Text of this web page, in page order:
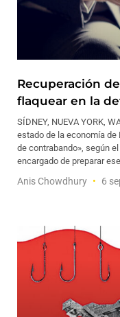
Recuperación
flaquear en la
SÍDNEY, NUEVA YORK,
estado de la economía de
de contrabando», según
encargado de preparar
Anis Chowdhury 6